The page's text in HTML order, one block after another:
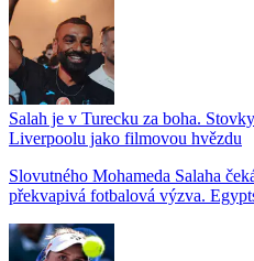
Salah je v Turecku za boha.
Liverpoolu jako filmovou hvězdu
Slovutného Mohameda Salaha
překvapivá fotbalová výzva.